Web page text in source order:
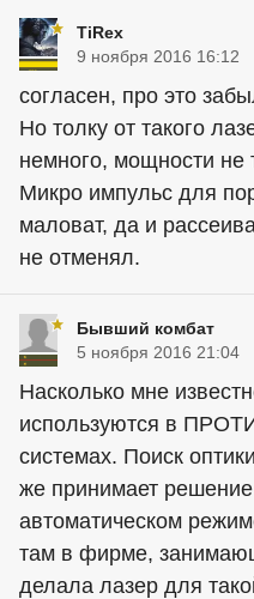
TiRex
9 ноября 2016 16:12
согласен, про это
Но толку от такого
немного, мощности не
Микро импульс для
маловат, да и
не отменял.
Бывший комбат
5 ноября 2016 21:04
Насколько мне
используются в
системах. Поиск
же принимает
автоматическом
там в фирме,
делала лазер для